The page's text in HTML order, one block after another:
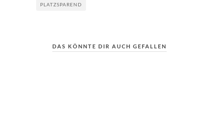
PLATZSPAREND
DAS KÖNNTE DIR AUCH GEFALLEN